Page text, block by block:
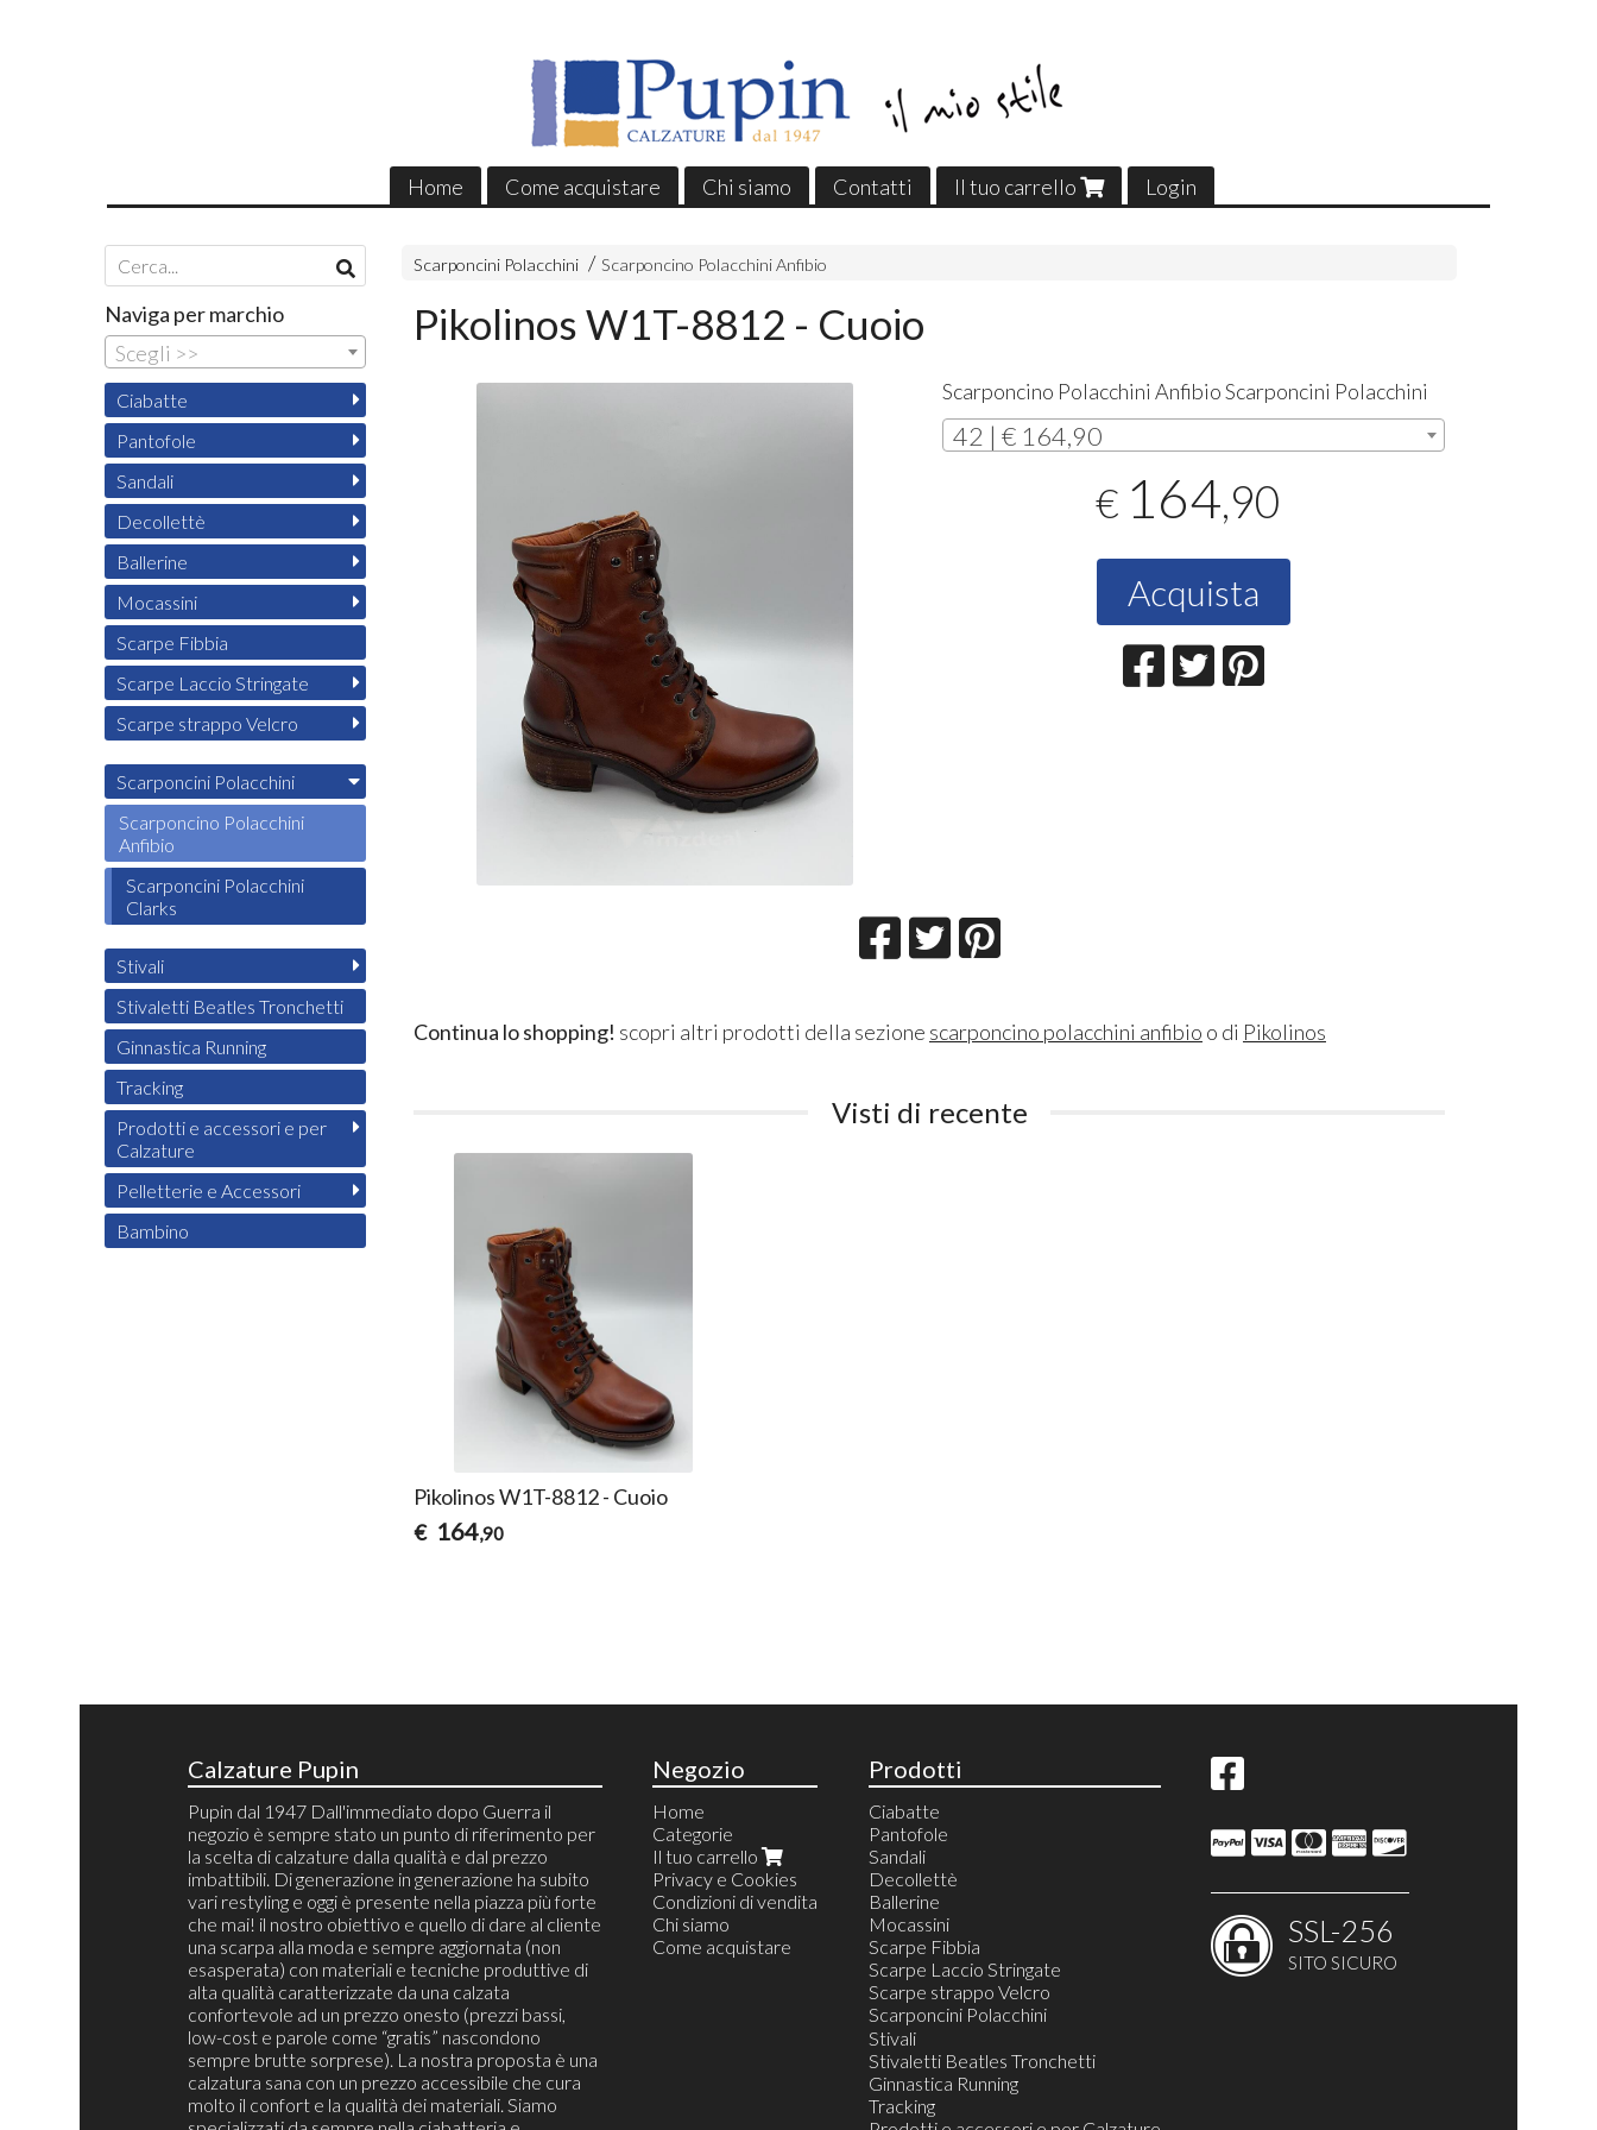
Home Come acquistare Chi siamo Contatti Il tuo carrello Login
Scarponcini Polacchini Scarponcino Polacchini Anfibio
Pikolinos W1T-8812 - Cuoio
Scarponcino Polacchini Anfibio Scarponcini Polacchini
42 | € 164,90
€ 164,90
Acquista
Continua lo shopping! scopri altri prodotti della sezione scarponcino polacchini anfibio o di Pikolinos
Visti di recente
Pikolinos W1T-8812 - Cuoio
€ 164,90
Naviga per marchio
Scegli >>
Ciabatte
Pantofole
Sandali
Decollettè
Ballerine
Mocassini
Scarpe Fibbia
Scarpe Laccio Stringate
Scarpe strappo Velcro
Scarponcini Polacchini
Scarponcino Polacchini
Anfibio
Scarponcini Polacchini
Clarks
Stivali
Stivaletti Beatles Tronchetti
Ginnastica Running
Tracking
Prodotti e accessori e per
Calzature
Pelletterie e Accessori
Bambino
Calzature Pupin
Pupin dal 1947 Dall'immediato dopo Guerra il
negozio è sempre stato un punto di riferimento per
la scelta di calzature dalla qualità e dal prezzo
imbattibili. Di generazione in generazione ha subito
vari restyling e oggi è presente nella piazza più forte
che mai! il nostro obiettivo e quello di dare al cliente
una scarpa alla moda e sempre aggiornata (non
esasperata) con materiali e tecniche produttive di
alta qualità caratterizzate da una calzata
confortevole ad un prezzo onesto (prezzi bassi,
low-cost e parole come “gratis” nascondono
sempre brutte sorprese). La nostra proposta è una
calzatura sana con un prezzo accessibile che cura
molto il confort e la qualità dei materiali. Siamo
Negozio
Home
Categorie
Il tuo carrello
Privacy e Cookies
Condizioni di vendita
Chi siamo
Come acquistare
Prodotti
Ciabatte
Pantofole
Sandali
Decollettè
Ballerine
Mocassini
Scarpe Fibbia
Scarpe Laccio Stringate
Scarpe strappo Velcro
Scarponcini Polacchini
Scarponcino Polacchini Anfibio
Scarponcini Polacchini Clarks
Stivali
Stivaletti Beatles Tronchetti
Ginnastica Running
Tracking
SSL-256
SITO SICURO